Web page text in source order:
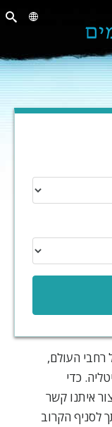
רחבי העולם,
כדי
איתנו קשר
לסניף הקרוב